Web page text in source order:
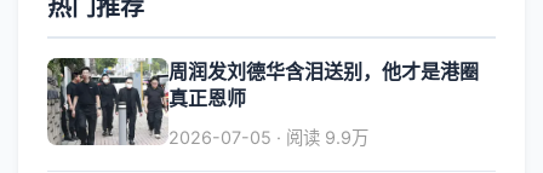
热门推荐
周润发刘德华含泪送别，他才是港圈
真正恩师
2026-07-05 · 阅读 9.9万